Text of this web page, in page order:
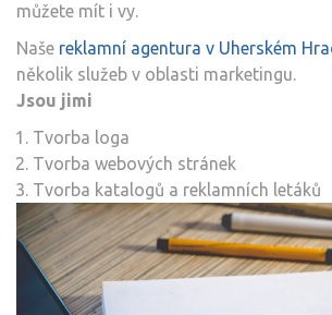
můžete mít i vy.
Naše reklamní agentura v Uherském
několik služeb v oblasti marketingu.
Jsou jimi
Tvorba loga
Tvorba webových stránek
Tvorba katalogů a reklamních letáků